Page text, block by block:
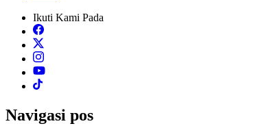
Ikuti Kami Pada
Navigasi pos